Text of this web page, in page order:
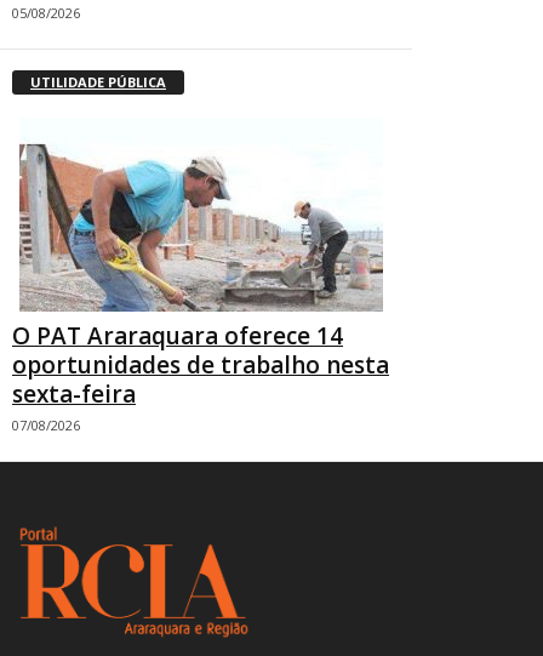
05/08/2026
UTILIDADE PÚBLICA
O PAT Araraquara oferece 14
oportunidades de trabalho nesta
sexta-feira
07/08/2026